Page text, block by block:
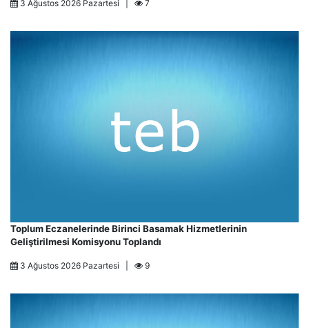
3 Ağustos 2026 Pazartesi | 7
Toplum Eczanelerinde Birinci Basamak Hizmetlerinin
Geliştirilmesi Komisyonu Toplandı
3 Ağustos 2026 Pazartesi | 9